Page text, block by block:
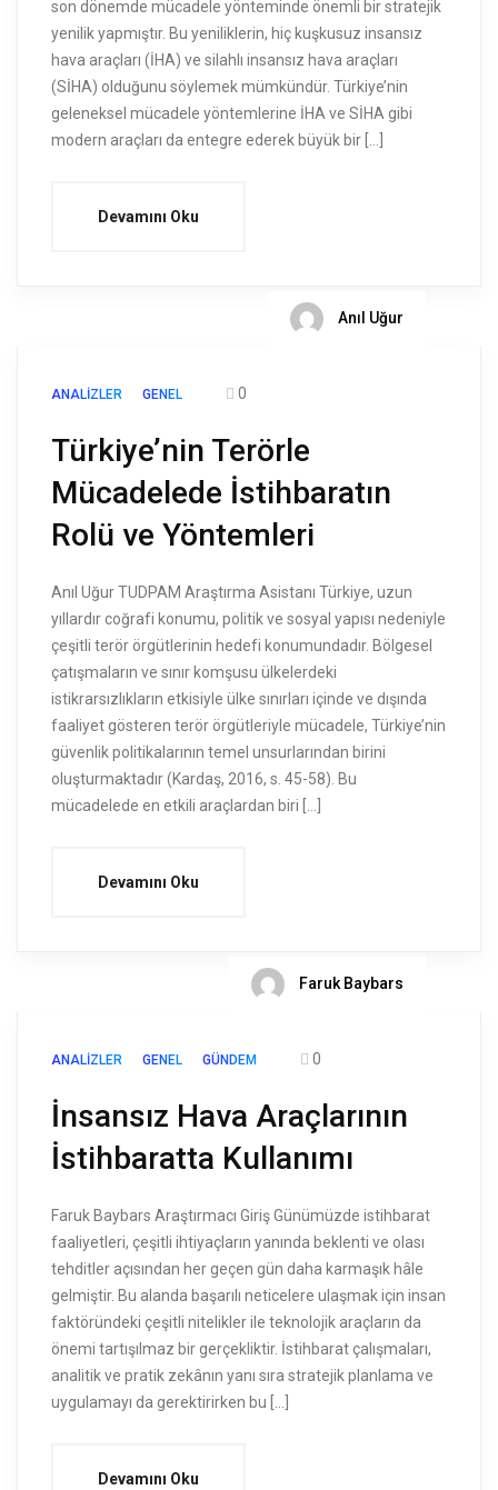
son dönemde mücadele yönteminde önemli bir stratejik
yenilik yapmıştır. Bu yeniliklerin, hiç kuşkusuz insansız
hava araçları (İHA) ve silahlı insansız hava araçları
(SİHA) olduğunu söylemek mümkündür. Türkiye’nin
geleneksel mücadele yöntemlerine İHA ve SİHA gibi
modern araçları da entegre ederek büyük bir […]
Devamını Oku
Anıl Uğur
ANALIZLER GENEL 0
Türkiye’nin Terörle
Mücadelede İstihbaratın
Rolü ve Yöntemleri
Anıl Uğur TUDPAM Araştırma Asistanı Türkiye, uzun
yıllardır coğrafi konumu, politik ve sosyal yapısı nedeniyle
çeşitli terör örgütlerinin hedefi konumundadır. Bölgesel
çatışmaların ve sınır komşusu ülkelerdeki
istikrarsızlıkların etkisiyle ülke sınırları içinde ve dışında
faaliyet gösteren terör örgütleriyle mücadele, Türkiye’nin
güvenlik politikalarının temel unsurlarından birini
oluşturmaktadır (Kardaş, 2016, s. 45-58). Bu
mücadelede en etkili araçlardan biri […]
Devamını Oku
Faruk Baybars
ANALIZLER GENEL GÜNDEM 0
İnsansız Hava Araçlarının
İstihbaratta Kullanımı
Faruk Baybars Araştırmacı Giriş Günümüzde istihbarat
faaliyetleri, çeşitli ihtiyaçların yanında beklenti ve olası
tehditler açısından her geçen gün daha karmaşık hâle
gelmiştir. Bu alanda başarılı neticelere ulaşmak için insan
faktöründeki çeşitli nitelikler ile teknolojik araçların da
önemi tartışılmaz bir gerçekliktir. İstihbarat çalışmaları,
analitik ve pratik zekânın yanı sıra stratejik planlama ve
uygulamayı da gerektirirken bu […]
Devamını Oku